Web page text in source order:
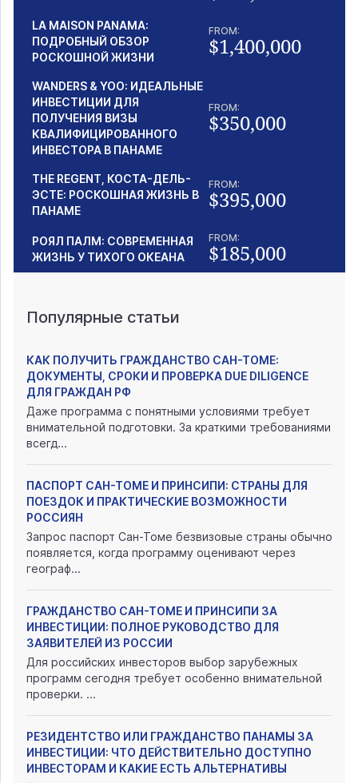
LA MAISON PANAMA:
ПОДРОБНЫЙ ОБЗОР
РОСКОШНОЙ ЖИЗНИ
FROM:
$1,400,000
WANDERS & YOO: ИДЕАЛЬНЫЕ
ИНВЕСТИЦИИ ДЛЯ
ПОЛУЧЕНИЯ ВИЗЫ
КВАЛИФИЦИРОВАННОГО
ИНВЕСТОРА В ПАНАМЕ
FROM:
$350,000
THE REGENT, КОСТА-ДЕЛЬ-
ЭСТЕ: РОСКОШНАЯ ЖИЗНЬ В
ПАНАМЕ
FROM:
$395,000
РОЯЛ ПАЛМ: СОВРЕМЕННАЯ
ЖИЗНЬ У ТИХОГО ОКЕАНА
FROM:
$185,000
Популярные статьи
КАК ПОЛУЧИТЬ ГРАЖДАНСТВО САН-ТОМЕ:
ДОКУМЕНТЫ, СРОКИ И ПРОВЕРКА DUE DILIGENCE
ДЛЯ ГРАЖДАН РФ
Даже программа с понятными условиями требует
внимательной подготовки. За краткими требованиями
всегд...
ПАСПОРТ САН-ТОМЕ И ПРИНСИПИ: СТРАНЫ ДЛЯ
ПОЕЗДОК И ПРАКТИЧЕСКИЕ ВОЗМОЖНОСТИ
РОССИЯН
Запрос паспорт Сан-Томе безвизовые страны обычно
появляется, когда программу оценивают через
географ...
ГРАЖДАНСТВО САН-ТОМЕ И ПРИНСИПИ ЗА
ИНВЕСТИЦИИ: ПОЛНОЕ РУКОВОДСТВО ДЛЯ
ЗАЯВИТЕЛЕЙ ИЗ РОССИИ
Для российских инвесторов выбор зарубежных
программ сегодня требует особенно внимательной
проверки. ...
РЕЗИДЕНТСТВО ИЛИ ГРАЖДАНСТВО ПАНАМЫ ЗА
ИНВЕСТИЦИИ: ЧТО ДЕЙСТВИТЕЛЬНО ДОСТУПНО
ИНВЕСТОРАМ И КАКИЕ ЕСТЬ АЛЬТЕРНАТИВЫ